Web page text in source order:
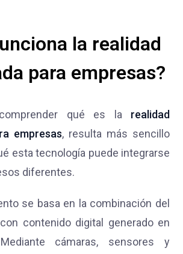
la realidad
para empresas?
qué es la realidad
empresas, resulta más sencillo
esta tecnología puede integrarse
diferentes.
se basa en la combinación del
contenido digital generado en
cámaras, sensores y